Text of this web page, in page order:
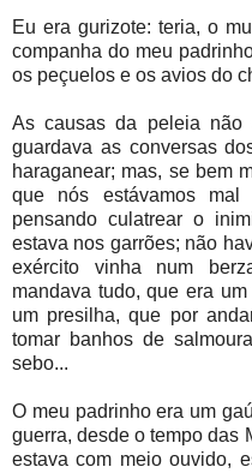
Eu era gurizote: teria, o
companha do meu
os peçuelos e os avios do
As causas da peleia
guardava as conversas
haraganear; mas, se bem
que nós estávamos mal
pensando culatrear o
estava nos garrões; não
exército vinha num
mandava tudo, que era
um presilha, que por
tomar banhos de
sebo...
O meu padrinho era um
guerra, desde o tempo das
estava com meio ouvido,